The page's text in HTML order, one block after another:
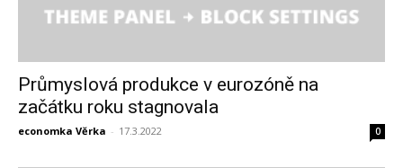
Průmyslová produkce v eurozóně na
začátku roku stagnovala
economka Věrka - 17.3.2022 0